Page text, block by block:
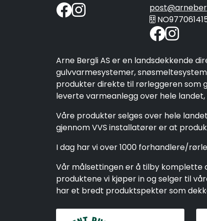
Arne Bergli AS er en landsdekkende
gulvvarmesystemer,
produkter direkte til rørleggeren som
leverte varmeanlegg over hele landet,
Våre produkter selges over hele
gjennom VVS installatører er at
I dag har vi over 1000 forhandlere/
Vår målsettingen er å tilby komplette
produktene vi kjøper in og selger til
har et bredt produktspekter som